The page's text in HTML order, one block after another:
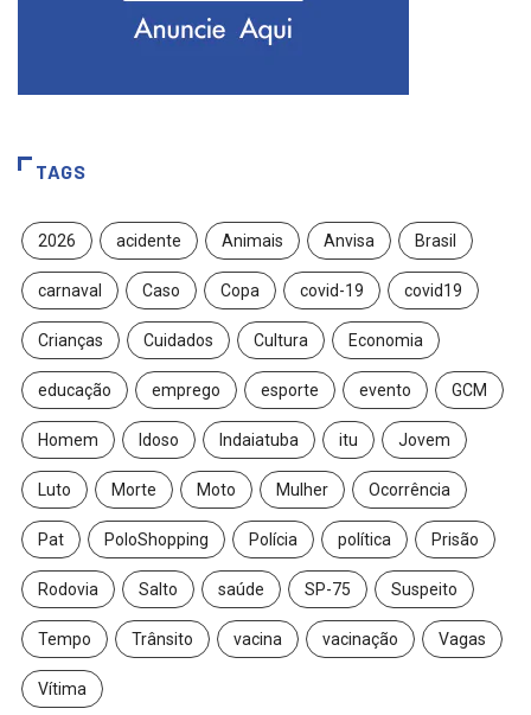
TAGS
2026 acidente Animais Anvisa Brasil
carnaval Caso Copa covid-19 covid19
Crianças Cuidados Cultura Economia
educação emprego esporte evento GCM
Homem Idoso Indaiatuba itu Jovem
Luto Morte Moto Mulher Ocorrência
Pat PoloShopping Polícia política Prisão
Rodovia Salto saúde SP-75 Suspeito
Tempo Trânsito vacina vacinação Vagas
Vítima